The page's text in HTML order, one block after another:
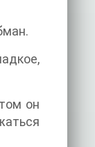
он